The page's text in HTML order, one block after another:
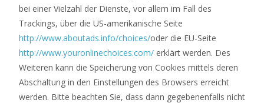
bei einer Vielzahl der Dienste, vor allem im Fall des
Trackings, über die US-amerikanische Seite
http://www.aboutads.info/choices/oder die EU-Seite
http://www.youronlinechoices.com/ erklärt werden. Des
Weiteren kann die Speicherung von Cookies mittels deren
Abschaltung in den Einstellungen des Browsers erreicht
werden. Bitte beachten Sie, dass dann gegebenenfalls nicht